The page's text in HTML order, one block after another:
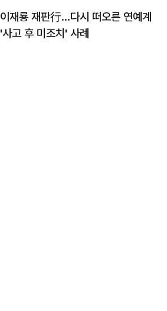
이재룡 재판行…다시 떠오른 연예계
'사고 후 미조치' 사례